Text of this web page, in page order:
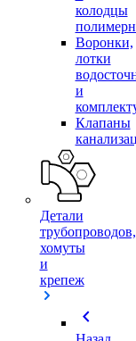
колодцы
Воронки,
лотки
и
Клапаны
Детали
трубопроводов,
хомуты
и
крепеж
chevron_left